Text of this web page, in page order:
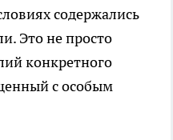
содержались
Это не просто
конкретного
с особым